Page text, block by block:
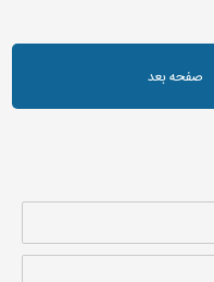
صفحه بعد